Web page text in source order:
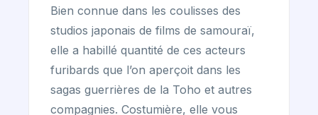
Bien connue dans les coulisses des
studios japonais de films de samouraï,
elle a habillé quantité de ces acteurs
furibards que l’on aperçoit dans les
sagas guerrières de la Toho et autres
compagnies. Costumière, elle vous